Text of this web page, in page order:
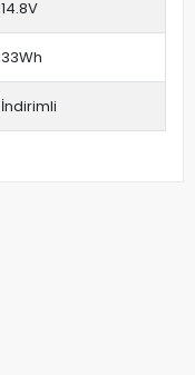
14.8V
33Wh
İndirimli